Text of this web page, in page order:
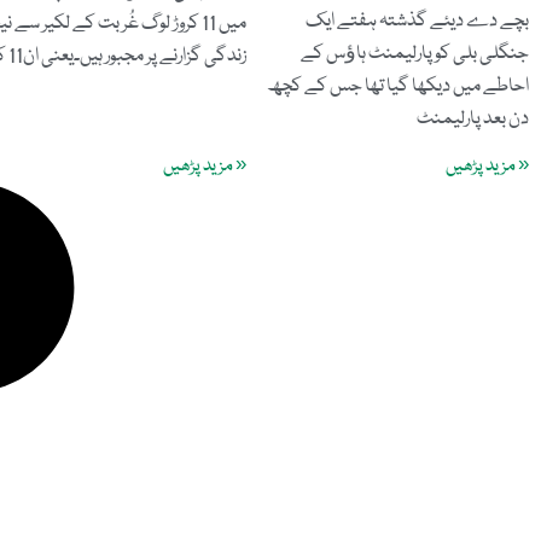
بچے دے دیئے گذشتہ ہفتے ایک
جنگلی بلی کو پارلیمنٹ ہاﺅس کے
احاطے میں دیکھا گیا تھا جس کے کچھ
دن بعد پارلیمنٹ
« مزید پڑھیں
میں 11 کروڑ لوگ غُربت کے لکیر سے
زندگی گزارنے پر مجبور ہیں۔یعنی ان11 کروڑ
« مزید پڑھیں